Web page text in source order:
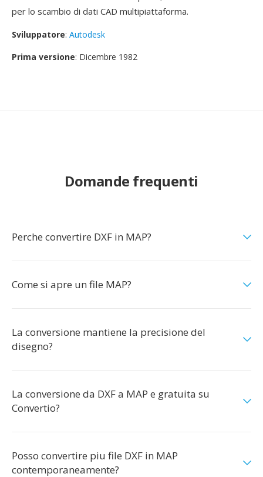
per lo scambio di dati CAD multipiattaforma.
Sviluppatore: Autodesk
Prima versione: Dicembre 1982
Domande frequenti
Perche convertire DXF in MAP?
Come si apre un file MAP?
La conversione mantiene la precisione del
disegno?
La conversione da DXF a MAP e gratuita su
Convertio?
Posso convertire piu file DXF in MAP
contemporaneamente?